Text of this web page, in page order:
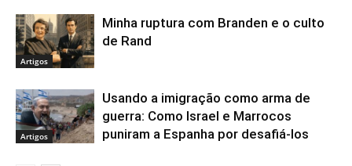
Artigos
Minha ruptura com Branden e o culto
de Rand
Artigos
Usando a imigração como arma de
guerra: Como Israel e Marrocos
puniram a Espanha por desafiá-los